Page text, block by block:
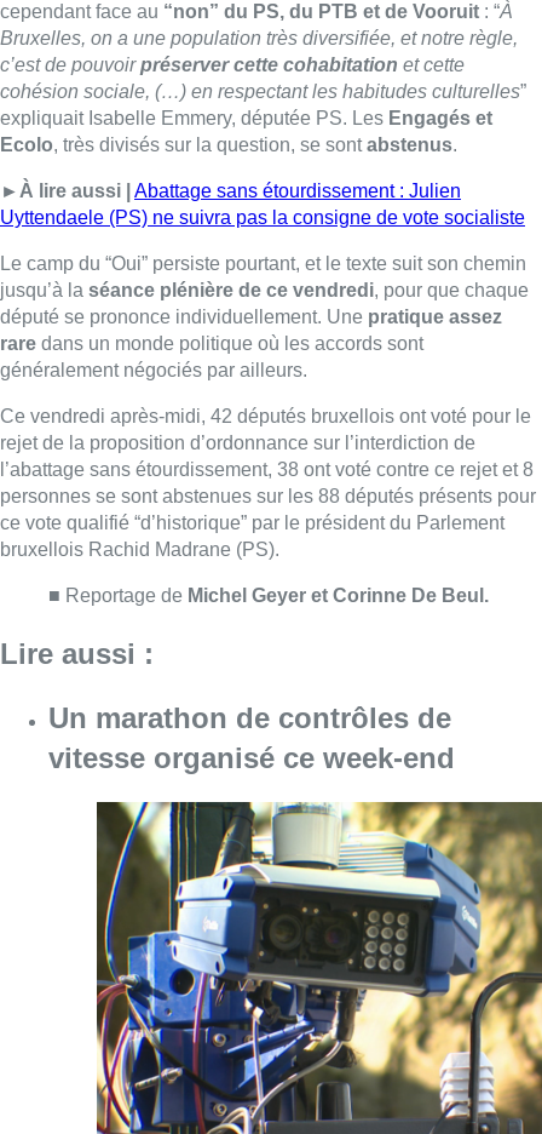
cependant face au “non” du PS, du PTB et de Vooruit : “À
Bruxelles, on a une population très diversifiée, et notre règle,
c’est de pouvoirpréserver cette cohabitation et cette
cohésion sociale, (…) en respectant les habitudes culturelles”
expliquait Isabelle Emmery, députée PS. Les Engagés et
Ecolo, très divisés sur la question, se sontabstenus.
►À lire aussi |
Abattage sans étourdissement : Julien
Uyttendaele (PS) ne suivra pas la consigne de vote socialiste
Le camp du “Oui” persiste pourtant, et le texte suit son chemin
jusqu’à la séance plénière de ce vendredi, pour que chaque
député se prononce individuellement. Une pratique assez
rare dans un monde politique où les accords sont
généralement négociés par ailleurs.
Ce vendredi après-midi, 42 députés bruxellois ont voté pour le
rejet de la proposition d’ordonnance sur l’interdiction de
l’abattage sans étourdissement, 38 ont voté contre ce rejet et 8
personnes se sont abstenues sur les 88 députés présents pour
ce vote qualifié “d’historique” par le président du Parlement
bruxellois Rachid Madrane (PS).
■ Reportage de Michel Geyer et Corinne De Beul.
Lire aussi :
Un marathon de contrôles de
vitesse organisé ce week-end